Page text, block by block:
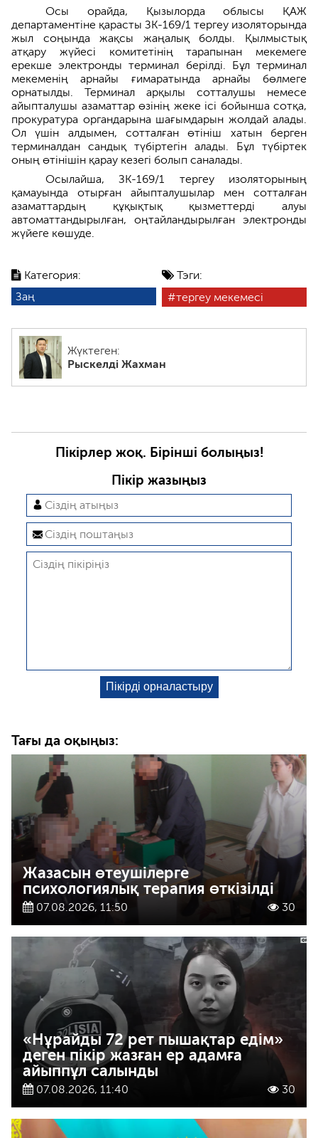
Категория:
Заң
Тэги:
тергеу мекемесі
Жүктеген:
Рыскелді Жахман
Осы орайда, Қызылорда облысы ҚАЖ
департаментіне қарасты ЗК-169/1 тергеу изоляторында
жыл соңында жақсы жаңалық болды. Қылмыстық
атқару жүйесі комитетінің тарапынан мекемеге
ерекше электронды терминал берілді. Бұл терминал
мекеменің арнайы ғимаратында арнайы бөлмеге
орнатылды. Терминал арқылы сотталушы немесе
айыпталушы азаматтар өзінің жеке ісі бойынша сотқа,
прокуратура органдарына шағымдарын жолдай алады.
Ол үшін алдымен, сотталған өтініш хатын берген
терминалдан сандық түбіртегін алады. Бұл түбіртек
оның өтінішін қарау кезегі болып саналады.
Осылайша, ЗК-169/1 тергеу изоляторының
қамауында отырған айыпталушылар мен сотталған
азаматтардың құқықтық қызметтерді алуы
автоматтандырылған, оңтайландырылған электронды
жүйеге көшуде.
Пікірлер жоқ. Бірінші болыңыз!
Пікір жазыңыз
Тағы да оқыңыз:
Жазасын өтеушілерге
психологиялық терапия өткізілді
07.08.2026, 11:50 30
«Нұрайды 72 рет пышақтар едім»
деген пікір жазған ер адамға
айыппұл салынды
07.08.2026, 11:40 30